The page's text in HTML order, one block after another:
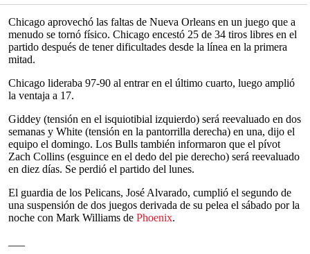
Chicago aprovechó las faltas de Nueva Orleans en un juego que a
menudo se tornó físico. Chicago encestó 25 de 34 tiros libres en el
partido después de tener dificultades desde la línea en la primera
mitad.
Chicago lideraba 97-90 al entrar en el último cuarto, luego amplió
la ventaja a 17.
Giddey (tensión en el isquiotibial izquierdo) será reevaluado en dos
semanas y White (tensión en la pantorrilla derecha) en una, dijo el
equipo el domingo. Los Bulls también informaron que el pívot
Zach Collins (esguince en el dedo del pie derecho) será reevaluado
en diez días. Se perdió el partido del lunes.
El guardia de los Pelicans, José Alvarado, cumplió el segundo de
una suspensión de dos juegos derivada de su pelea el sábado por la
noche con Mark Williams de Phoenix.